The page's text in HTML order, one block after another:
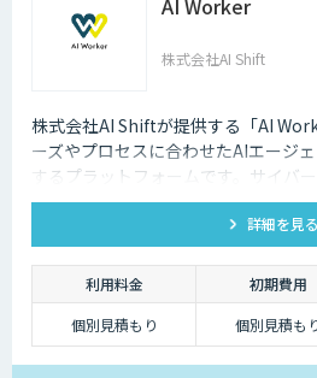
株式会社AI Shift
株式会社AI Shiftが提供する「AI
ーズやプロセスに合わせたAIエージ
するプラットフォームです。サイバ
模言語モデルの開発知見と、当社の
かし開発しました。 当社では、AIエ
ら、導入後の運用や定着まで一気通
で、お気軽にご相談ください。
詳細を見る
利用料金 初期費用
個別見積もり
個別見積も